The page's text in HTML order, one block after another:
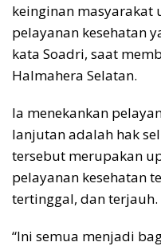
keinginan masyarakat
pelayanan kesehatan
kata Soadri, saat
Halmahera Selatan.
Ia menekankan
lanjutan adalah hak
tersebut merupakan
pelayanan kesehatan
tertinggal, dan terjauh.
“Ini semua menjadi